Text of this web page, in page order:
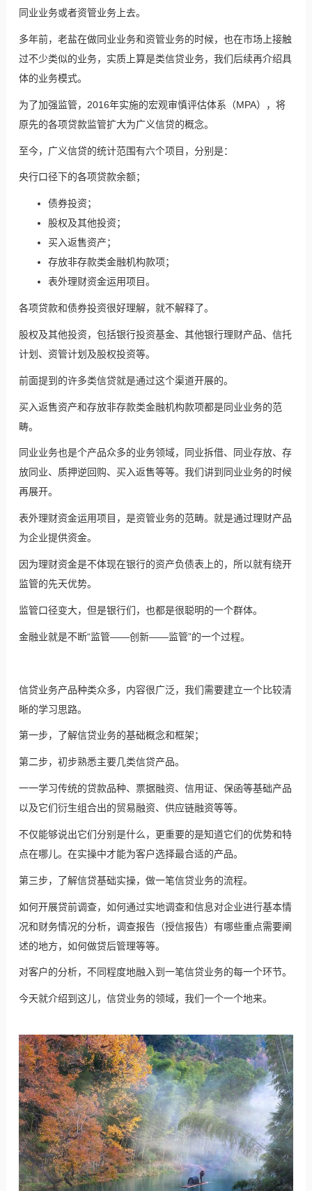
同业业务或者资管业务上去。
多年前，老盐在做同业业务和资管业务的时候，也在市场上接触
过不少类似的业务，实质上算是类信贷业务，我们后续再介绍具
体的业务模式。
为了加强监管，2016年实施的宏观审慎评估体系 （MPA），将
原先的各项贷款监管扩大为广义信贷的概念。
至今，广义信贷的统计范围有六个项目，分别是：
央行口径下的各项贷款余额；
债券投资；
股权及其他投资；
买入返售资产；
存放非存款类金融机构款项；
表外理财资金运用项目。
各项贷款和债券投资很好理解，就不解释了。
股权及其他投资，包括银行投资基金、其他银行理财产品、信托
计划、资管计划及股权投资等。
前面提到的许多类信贷就是通过这个渠道开展的。
买入返售资产和存放非存款类金融机构款项都是同业业务的范
畴。
同业业务也是个产品众多的业务领域，同业拆借、 同业存放、 存
放同业、质押逆回购、 买入返售等等。我们讲到同业业务的时候
再展开。
表外理财资金运用项目，是资管业务的范畴。就是通过理财产品
为企业提供资金。
因为理财资金是不体现在银行的资产负债表上的，所以就有绕开
监管的先天优势。
监管口径变大，但是银行们，也都是很聪明的一个群体。
金融业就是不断“监管——创新——监管”的一个过程。
信贷业务产品种类众多，内容很广泛，我们需要建立一个比较清
晰的学习思路。
第一步，了解信贷业务的基础概念和框架；
第二步，初步熟悉主要几类信贷产品。
一一学习传统的贷款品种、票据融资、信用证、保函等基础产品
以及它们衍生组合出的贸易融资、供应链融资等等。
不仅能够说出它们分别是什么，更重要的是知道它们的优势和特
点在哪儿。在实操中才能为客户选择最合适的产品。
第三步，了解信贷基础实操，做一笔信贷业务的流程。
如何开展贷前调查，如何通过实地调查和信息对企业进行基本情
况和财务情况的分析，调查报告（授信报告）有哪些重点需要阐
述的地方，如何做贷后管理等等。
对客户的分析，不同程度地融入到一笔信贷业务的每一个环节。
今天就介绍到这儿，信贷业务的领域，我们一个一个地来。